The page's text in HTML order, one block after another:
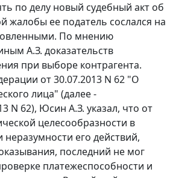
по делу новый судебный акт об
жалобы ее податель сослался на
По мнению
А.З. доказательств
при выборе контрагента.
от 30.07.2013 N 62 "О
лица" (далее -
N 62), Юсин А.З. указал, что от
целесообразности в
его действий,
последний не мог
платежеспособности и